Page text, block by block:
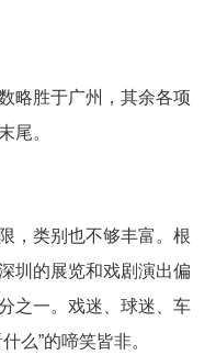
略胜于广州，其余各项
尾。
，类别也不够丰富。根
圳的展览和戏剧演出偏
之一。戏迷、球迷、车
么”的啼笑皆非。